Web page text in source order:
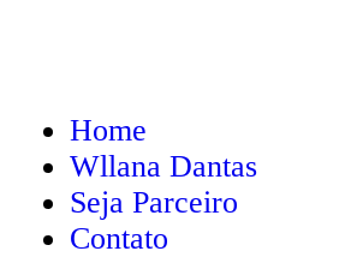
Home
Wllana Dantas
Seja Parceiro
Contato